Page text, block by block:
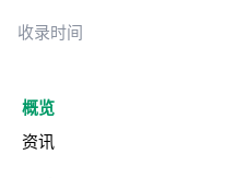
收录时间
概览
资讯